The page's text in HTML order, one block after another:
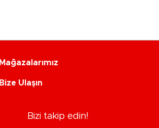
Mağazalarımız
Bize Ulaşın
Bizi takip edin!